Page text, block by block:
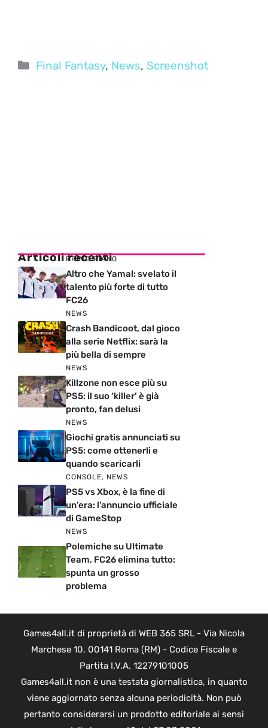
Categorie
Final Fantasy, News, Screenshot
Articoli recenti
PRIMO PIANO
Altro che Yamal: svelato il
talento più forte di tutto
FC26
NEWS
Crash Bandicoot, dal gioco
alla serie Netflix: sarà la
più bella di sempre
NEWS
Killzone non esce più su
PS5: il suo ‘killer’ è già
pronto, fan delusi
NEWS
Giochi gratis annunciati su
PS5: come ottenerli e
quando scaricarli
CONSOLE, NEWS
PS5 vs Xbox, è la fine di
un’era: l’annuncio ufficiale
di GameStop
NEWS
Polemiche su Ultimate
Team, FC26 elimina tutto:
spunta un grosso
problema
Games4all.it di proprietà di WEB 365 SRL - Via Nicola
Marchese 10, 00141 Roma (RM) - Codice Fiscale e
Partita I.V.A. 12279101005
Games4all.it non è una testata giornalistica, in quanto
viene aggiornato senza alcuna periodicità. Non può
pertanto considerarsi un prodotto editoriale ai sensi